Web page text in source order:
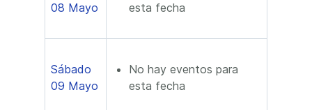
08 Mayo
esta fecha
Sábado
09 Mayo
No hay eventos para
esta fecha